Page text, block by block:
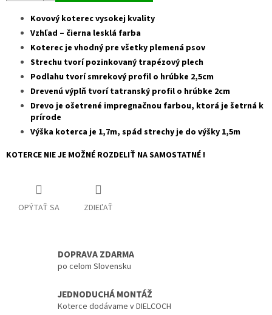
Kovový koterec vysokej kvality
Vzhľad – čierna lesklá farba
Koterec je vhodný pre všetky plemená psov
Strechu tvorí pozinkovaný trapézový plech
Podlahu tvorí smrekový profil o hrúbke 2,5cm
Drevenú výplň tvorí tatranský profil o hrúbke 2cm
Drevo je ošetrené impregnačnou farbou, ktorá je šetrná k
prírode
Výška koterca je 1,7m, spád strechy je do výšky 1,5m
KOTERCE NIE JE MOŽNÉ ROZDELIŤ NA SAMOSTATNÉ !
OPÝTAŤ SA ZDIEĽAŤ
DOPRAVA ZDARMA
po celom Slovensku
JEDNODUCHÁ MONTÁŽ
Koterce dodávame v DIELCOCH